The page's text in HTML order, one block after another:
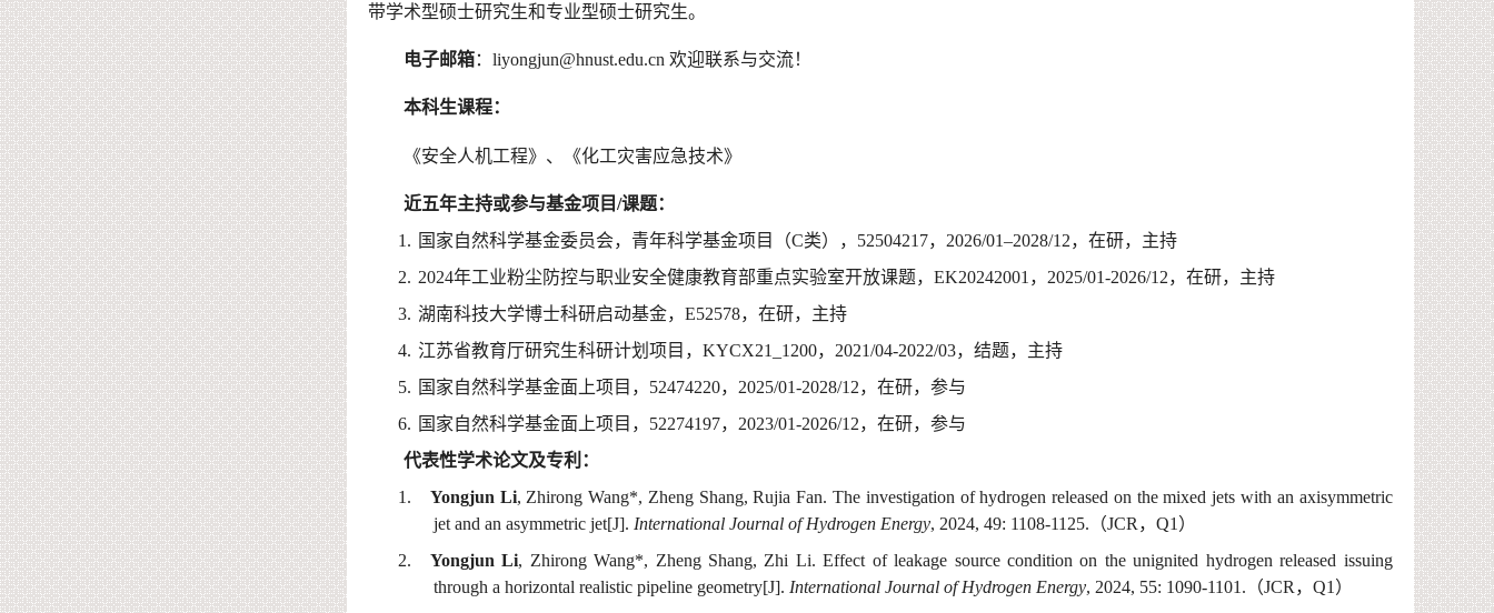
带学术型硕士研究生和专业型硕士研究生。
电子邮箱：liyongjun@hnust.edu.cn 欢迎联系与交流！
本科生课程：
《安全人机工程》、 《化工灾害应急技术》
近五年主持或参与基金项目/课题：
1 . 国家自然科学基金委员会， 青年科学基金项目（C类）， 52504217， 2026/01–2028/12， 在研，主持
2. 2024年工业粉尘防控与职业安全健康教育部重点实验室开放课题， EK20242001 ， 2025/01-2026/12，在研，主持
3. 湖南科技大学博士科研启动基金， E52578，在研，主持
4. 江苏省教育厅研究生科研计划项目， KYCX21_1200， 2021/04-2022/03， 结题，主持
5. 国家自然科学基金面上项目， 52474220， 2025/01-2028/12，在研，参与
6. 国家自然科学基金面上项目， 52274197， 2023/01-2026/12， 在研，参与
代表性学术论文及专利：
1.
Yongjun Li, Zhirong Wang*, Zheng Shang, Rujia Fan.The investigation of hydrogen released on the mixed jets with an axisymmetric
jet and an asymmetric jet[J]. International Journal of Hydrogen Energy, 2024, 49: 1108-1125. （JCR ，Q1 ）
2. Yongjun Li, ZhirongWang*, Zheng Shang, Zhi Li.Effect of leakage source condition on the unignited hydrogen released issuing
through a horizontal realistic pipeline geometry[J]. International Journal of Hydrogen Energy, 2024, 55: 1090-1101. （JCR ，Q1 ）